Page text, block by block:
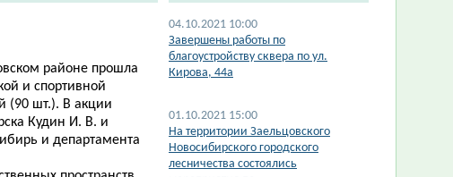
районе прошла
и спортивной
(90 шт.). В акции
Кудин И. В. и
и департамента
04.10.2021 10:00
​Завершены работы по
благоустройству сквера по ул.
Кирова, 44а
01.10.2021 15:00
На территории Заельцовского
Новосибирского городского
лесничества состоялись